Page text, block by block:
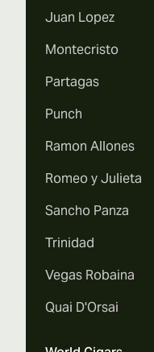
Juan Lopez
Montecristo
Partagas
Punch
Ramon Allones
Romeo y Julieta
Sancho Panza
Trinidad
Vegas Robaina
Quai D'Orsai